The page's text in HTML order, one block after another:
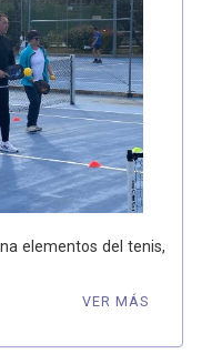
elementos del tenis,
VER MÁS